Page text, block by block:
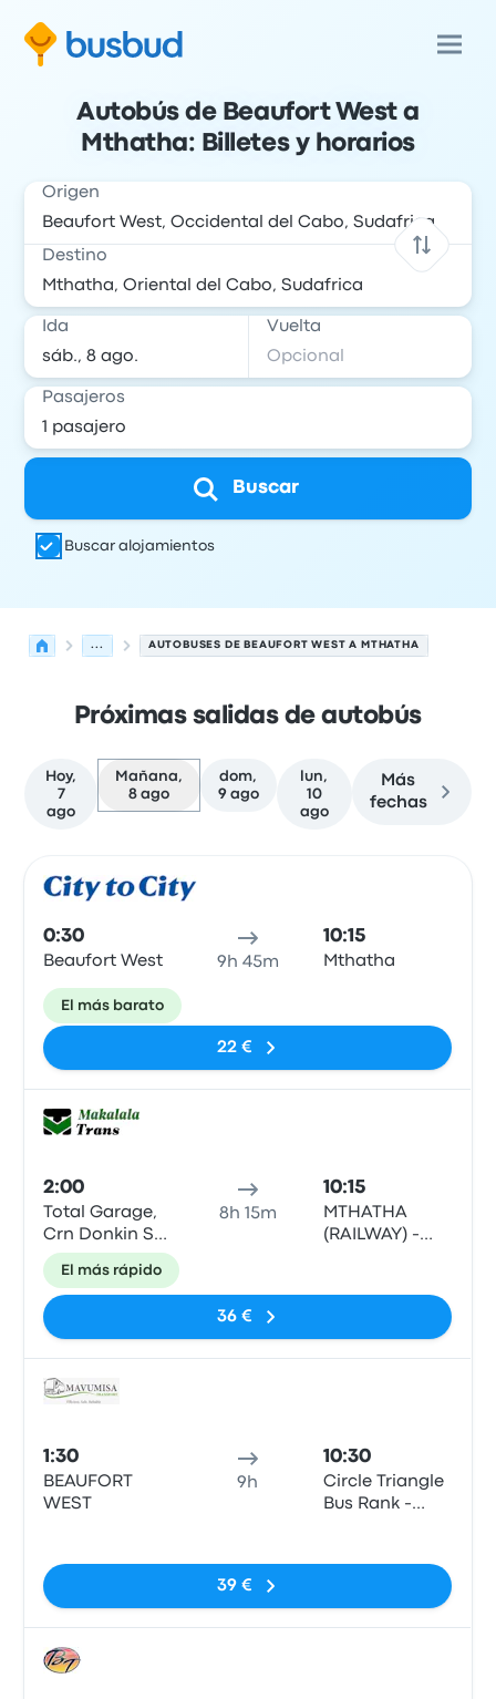
Autobús de Beaufort West a
Mthatha: Billetes y horarios
Origen
Destino
Ida Vuelta
Pasajeros
Buscar
Buscar alojamientos
... AUTOBUSES DE BEAUFORT WEST A MTHATHA
Próximas salidas de autobús
Hoy,
7
ago
Mañana,
8 ago
dom,
9 ago
lun,
10
ago
Más
fechas
0:30
Beaufort West 9h 45m
10:15
Mthatha
El más barato
22 €
2:00
Total Garage,
Crn Donkin St.
and R61
8h 15m
10:15
MTHATHA
(RAILWAY) -
El más rápido
36 €
1:30
BEAUFORT
WEST
9h
10:30
Circle Triangle
Bus Rank -
39 €